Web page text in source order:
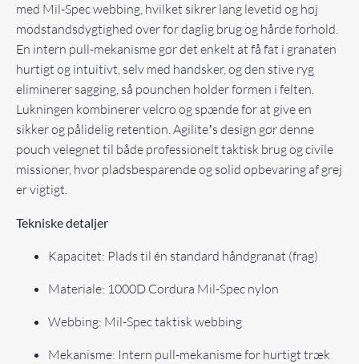
med Mil-Spec webbing, hvilket sikrer lang levetid og høj
modstandsdygtighed over for daglig brug og hårde forhold.
En intern pull-mekanisme gør det enkelt at få fat i granaten
hurtigt og intuitivt, selv med handsker, og den stive ryg
eliminerer sagging, så pounchen holder formen i felten.
Lukningen kombinerer velcro og spænde for at give en
sikker og pålidelig retention. Agiliteʼs design gør denne
pouch velegnet til både professionelt taktisk brug og civile
missioner, hvor pladsbesparende og solid opbevaring af grej
er vigtigt.
Tekniske detaljer
Kapacitet: Plads til én standard håndgranat (frag)
Materiale: 1000D Cordura Mil-Spec nylon
Webbing: Mil-Spec taktisk webbing
Mekanisme: Intern pull-mekanisme for hurtigt træk